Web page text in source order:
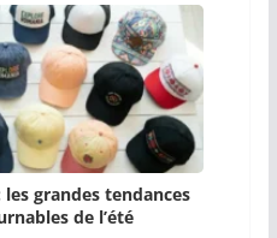
grandes tendances
de l’été